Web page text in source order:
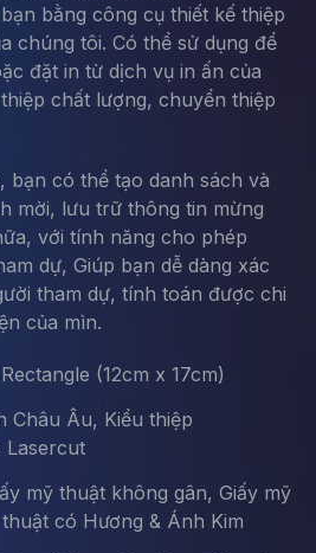
bằng công cụ thiết kế thiệp
chúng tôi. Có thể sử dụng để
đặt in từ dịch vụ in ấn của
chất lượng, chuyển thiệp
bạn có thể tạo danh sách và
mời, lưu trữ thông tin mừng
với tính năng cho phép
dự, Giúp bạn dễ dàng xác
tham dự, tính toán được chi
của mìn.
(12cm x 17cm)
Châu Âu, Kiểu thiệp
Lasercut
mỹ thuật không gân, Giấy mỹ
có Hương & Ánh Kim